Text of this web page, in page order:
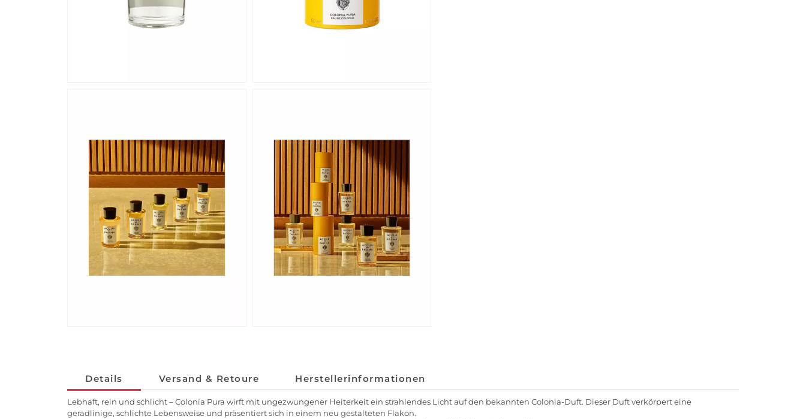
Details Versand & Retoure Herstellerinformationen
Lebhaft, rein und schlicht – Colonia Pura wirft mit ungezwungener Heiterkeit ein strahlendes Licht auf den bekannten Colonia-Duft. Dieser Duft verkörpert eine
geradlinige, schlichte Lebensweise und präsentiert sich in einem neu gestalteten Flakon.